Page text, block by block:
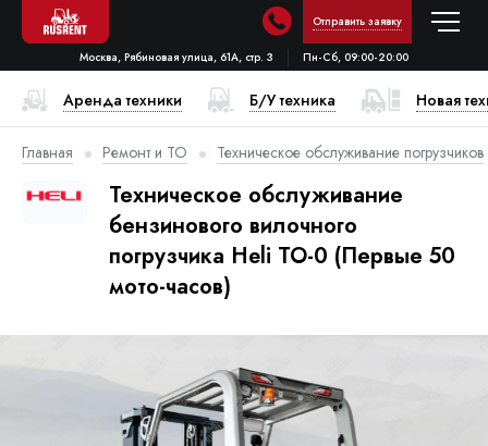
Отправить заявку
Москва, Рябиновая улица, 61А, стр. 3 Пн-Сб, 09:00-20:00
Аренда техники Б/У техника Новая
Главная Ремонт и ТО Техническое обслуживание погрузчиков
Техническое обслуживание
бензинового вилочного
погрузчика Heli ТО-0 (Первые 50
мото-часов)